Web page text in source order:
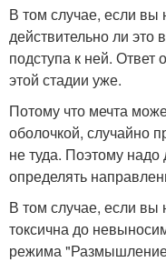
В том случае, если вы
действительно ли это
подступа к ней. Ответ
этой стадии уже.
Потому что мечта
оболочкой, случайно
не туда. Поэтому
определять
В том случае, если вы
токсична до
режима